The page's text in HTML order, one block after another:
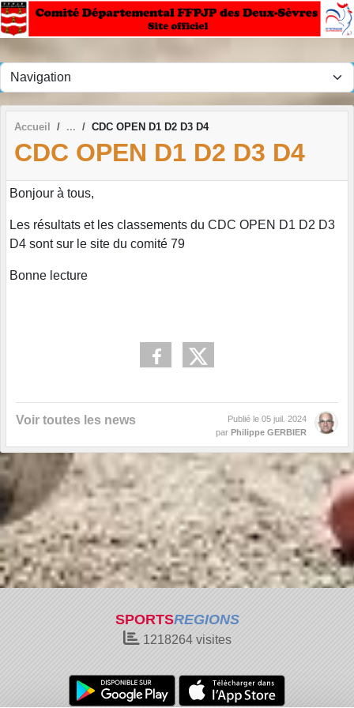
Accueil CDC OPEN D1 D2 D3 D4
CDC OPEN D1 D2 D3 D4
Bonjour à tous,
Les résultats et les classements du CDC OPEN D1 D2 D3
D4 sont sur le site du comité 79
Bonne lecture
Voir toutes les news Publié le 05 juil. 2024
par Philippe GERBIER
SPORTSREGIONS
1218264visites
Panneau de gestion des cookies